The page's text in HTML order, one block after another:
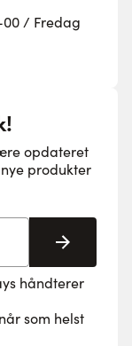
/ Fredag
opdateret
produkter
Tilmeld
håndterer
som helst